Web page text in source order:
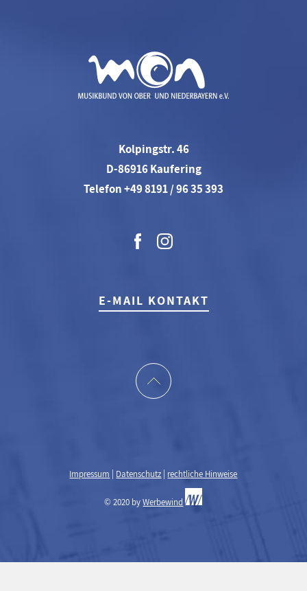
Kolpingstr. 46
D-86916 Kaufering
Telefon +49 8191 / 96 35 393
E-MAIL KONTAKT
Impressum Datenschutz rechtliche Hinweise
© 2020 byWerbewind